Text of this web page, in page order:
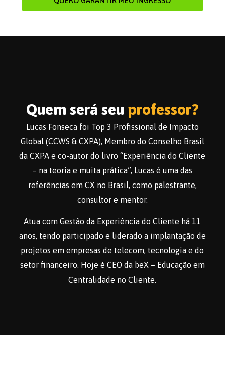
Quem será seu professor?
Lucas Fonseca foi Top 3 Profissional de Impacto
Global (CCWS & CXPA), Membro do Conselho Brasil
da CXPA e co-autor do livro “Experiência do Cliente
– na teoria e muita prática”, Lucas é uma das
referências em CX no Brasil, como palestrante,
consultor e mentor.
Atua com Gestão da Experiência do Cliente há 11
anos, tendo participado e liderado a implantação de
projetos em empresas de telecom, tecnologia e do
setor financeiro. Hoje é CEO da beX – Educação em
Centralidade no Cliente.